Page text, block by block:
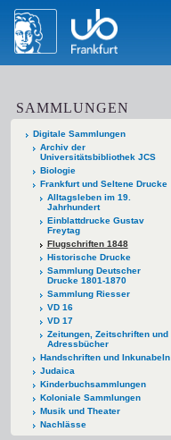
SAMMLUNGEN
Digitale Sammlungen
Archiv der
Universitätsbibliothek JCS
Biologie
Frankfurt und Seltene Drucke
Alltagsleben im 19.
Jahrhundert
Einblattdrucke Gustav
Freytag
Flugschriften 1848
Historische Drucke
Sammlung Deutscher
Drucke 1801-1870
Sammlung Riesser
VD 16
VD 17
Zeitungen, Zeitschriften und
Adressbücher
Handschriften und Inkunabeln
Judaica
Kinderbuchsammlungen
Koloniale Sammlungen
Musik und Theater
Nachlässe